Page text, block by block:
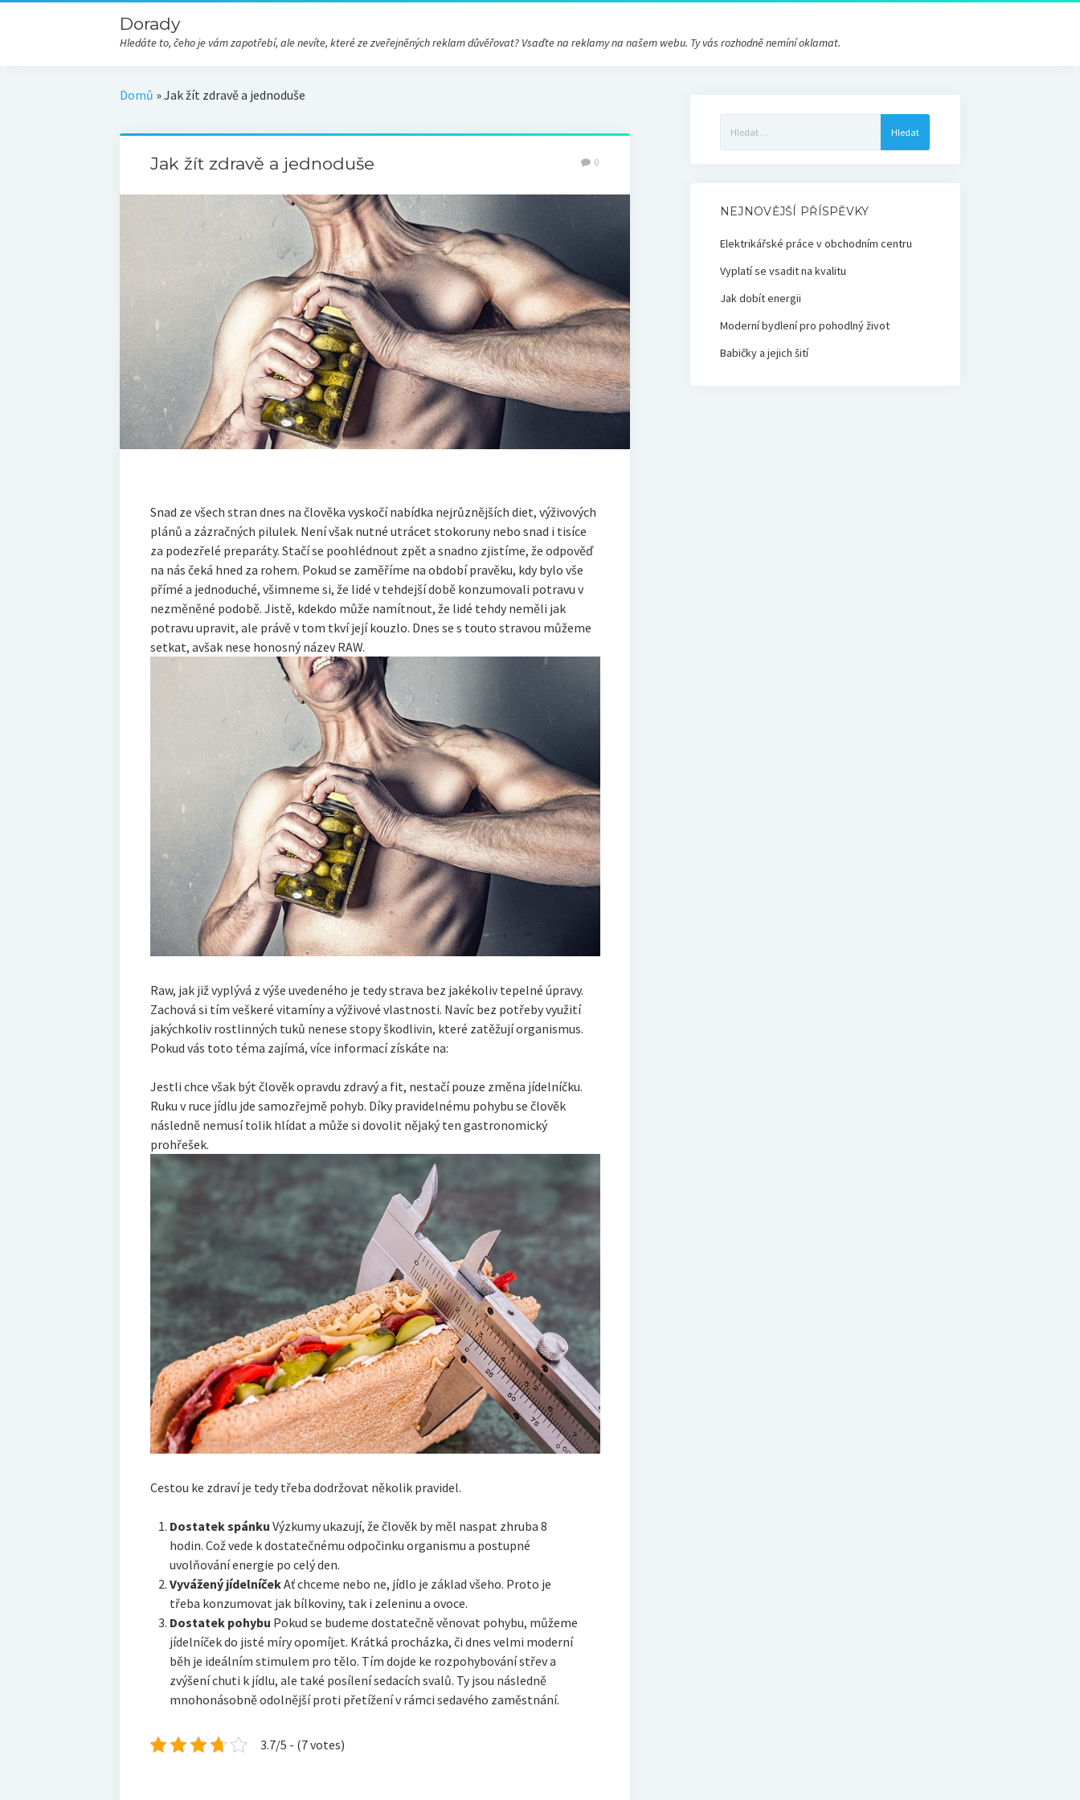
Dorady
Hledáte to, čeho je vám zapotřebí, ale nevíte, které ze zveřejněných reklam důvěřovat? Vsaďte na reklamy na našem webu. Ty vás rozhodně nemíní oklamat.
Domů »Jak žít zdravě a jednoduše
Jak žít zdravě a jednoduše 0
Snad ze všech stran dnes na člověka vyskočí nabídka nejrůznějších diet, výživových
plánů a zázračných pilulek. Není však nutné utrácet stokoruny nebo snad i tisíce
za podezřelé preparáty. Stačí se poohlédnout zpět a snadno zjistíme, že odpověď
na nás čeká hned za rohem. Pokud se zaměříme na období pravěku, kdy bylo vše
přímé a jednoduché, všimneme si, že lidé v tehdejší době konzumovali potravu v
nezměněné podobě. Jistě, kdekdo může namítnout, že lidé tehdy neměli jak
potravu upravit, ale právě v tom tkví její kouzlo. Dnes se s touto stravou můžeme
setkat, avšak nese honosný název RAW.
Raw, jak již vyplývá z výše uvedeného je tedy strava bez jakékoliv tepelné úpravy.
Zachová si tím veškeré vitamíny a výživové vlastnosti. Navíc bez potřeby využití
jakýchkoliv rostlinných tuků nenese stopy škodlivin, které zatěžují organismus.
Pokud vás toto téma zajímá, více informací získáte na:
Jestli chce však být člověk opravdu zdravý a fit, nestačí pouze změna jídelníčku.
Ruku v ruce jídlu jde samozřejmě pohyb. Díky pravidelnému pohybu se člověk
následně nemusí tolik hlídat a může si dovolit nějaký ten gastronomický
prohřešek.
Cestou ke zdraví je tedy třeba dodržovat několik pravidel.
Dostatek spánku Výzkumy ukazují, že člověk by měl naspat zhruba 8
hodin. Což vede k dostatečnému odpočinku organismu a postupné
uvolňování energie po celý den.
Vyvážený jídelníčekAť chceme nebo ne, jídlo je základ všeho. Proto je
třeba konzumovat jak bílkoviny, tak i zeleninu a ovoce.
Dostatek pohybu Pokud se budeme dostatečně věnovat pohybu, můžeme
jídelníček do jisté míry opomíjet. Krátká procházka, či dnes velmi moderní
běh je ideálním stimulem pro tělo. Tím dojde ke rozpohybování střev a
zvýšení chuti k jídlu, ale také posílení sedacích svalů. Ty jsou následně
mnohonásobně odolnější proti přetížení v rámci sedavého zaměstnání.
3.7/5 - (7 votes)
NEJNOVĚJŠÍ PŘÍSPĚVKY
Elektrikářské práce v obchodním centru
Vyplatí se vsadit na kvalitu
Jak dobít energii
Moderní bydlení pro pohodlný život
Babičky a jejich šití